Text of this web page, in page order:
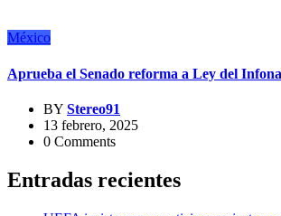
México
Aprueba el Senado reforma a Ley del
BY Stereo91
13 febrero, 2025
0 Comments
Entradas recientes